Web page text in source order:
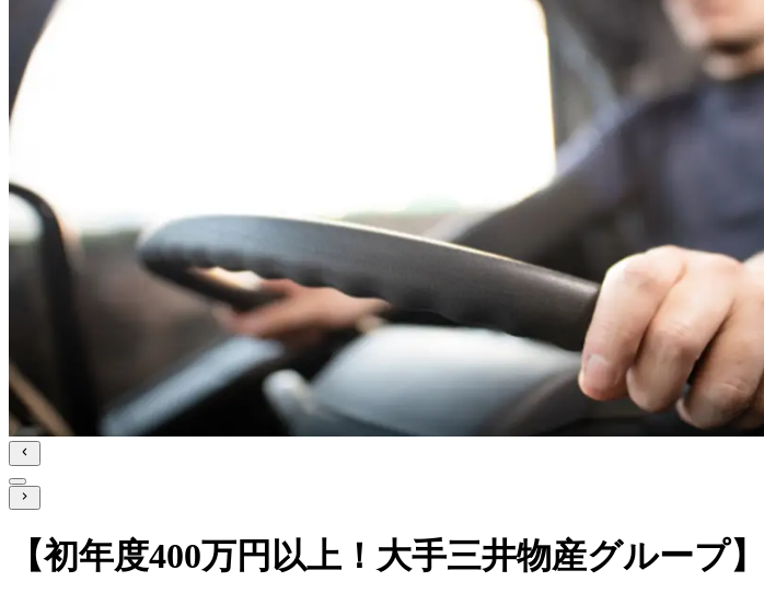
【初年度400万円以上！大手三井物産グルー